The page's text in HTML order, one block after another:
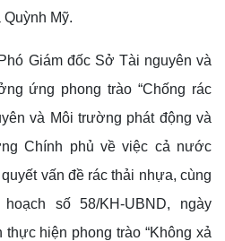
Mỹ.
Giám đốc Sở Tài nguyên và
ứng phong trào “Chống rác
và Môi trường phát động và
Chính phủ về việc cả nước
vấn đề rác thải nhựa, cùng
số 58/KH-UBND, ngày
hiện phong trào “Không xả